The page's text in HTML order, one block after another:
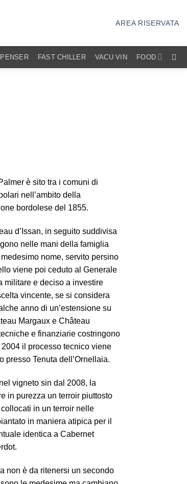
AREA RISERVATA
FAST CHILLER VACU VIN FOOD
è sito tra i comuni di
nell’ambito della
bordolese del 1855.
d’Issan, in seguito suddivisa
nelle mani della famiglia
nome, servito persino
viene poi ceduto al Generale
militare e deciso a investire
vincente, se si considera
anno di un’estensione su
Margaux e Château
e finanziarie costringono
il processo tecnico viene
presso Tenuta dell’Ornellaia.
vigneto sin dal 2008, la
in purezza un terroir piuttosto
in un terroir nelle
in maniera atipica per il
identica a Cabernet
non è da ritenersi un secondo